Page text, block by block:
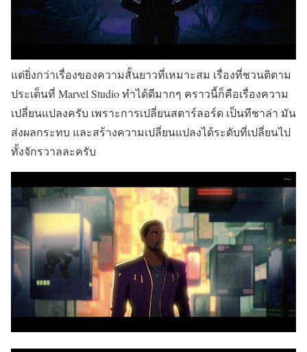
แต่ยิ่งกว่าเรื่องของความสั้นยาวที่เหมาะสม เรื่องที่ชวนติตาม
ประเด็นที่ Marvel Studio ทำได้ดีมากๆ คราวนี้ก็คือเรื่องความ
เปลี่ยนแปลงครับ เพราะการเปลี่ยนสตาร์ลอร์ด เป็นทีชาล่า มัน
ส่งผลกระทบ และสร้างความเปลี่ยนแปลงได้ระดับที่เปลี่ยนไป
ทั้งจักรวาลละครับ